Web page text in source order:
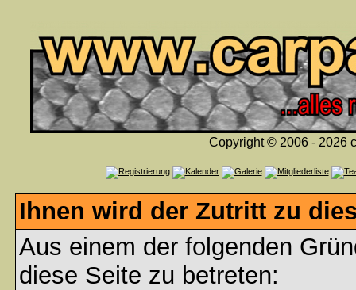
Copyright © 2006 - 2026
Ihnen wird der Zutritt zu
Aus einem der folgenden
diese Seite zu betreten: